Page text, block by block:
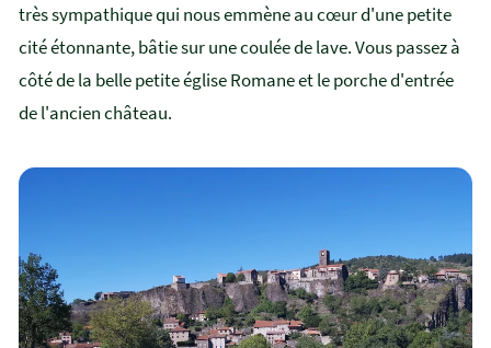
très sympathique qui nous emmène au cœur d'une petite
cité étonnante, bâtie sur une coulée de lave. Vous passez à
côté de la belle petite église Romane et le porche d'entrée
de l'ancien château.